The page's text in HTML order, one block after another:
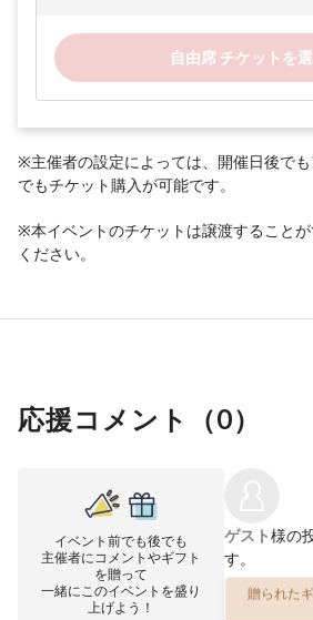
自由席 チケットを
※主催者の設定によっては、開催日後で
でもチケット購入が可能です。
※本イベントのチケットは譲渡すること
ください。
応援コメント（0）
イベント前でも後でも
主催者にコメントやギフト
を贈って
一緒にこのイベントを盛り
上げよう！
ゲスト様の
す。
贈られた